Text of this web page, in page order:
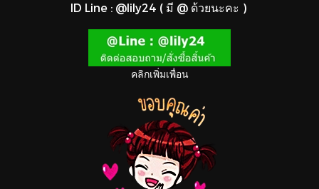
ID Line : @lily24 ( มี @ ด้วยนะคะ )
คลิกเพิ่มเพื่อน